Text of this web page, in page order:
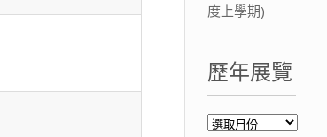
度上學期)
歷年展覽
歷